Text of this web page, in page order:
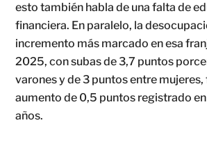
esto también habla de una falta de
financiera. En paralelo, la
incremento más marcado en esa
2025, con subas de 3,7 puntos
varones y de 3 puntos entre mujeres,
aumento de 0,5 puntos registrado
años.